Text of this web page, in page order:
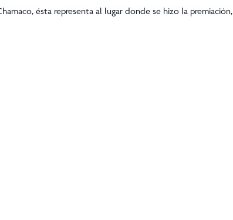
ésta representa al lugar donde se hizo la premiación,